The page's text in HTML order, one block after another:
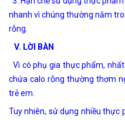
nhanh vì chúng thường nằm
rỗng.
V. LỜI BÀN
Vì có phụ gia thực phẩm,
chứa calo rỗng thường thơm
trẻ em.
Tuy nhiên, sử dụng nhiều thực